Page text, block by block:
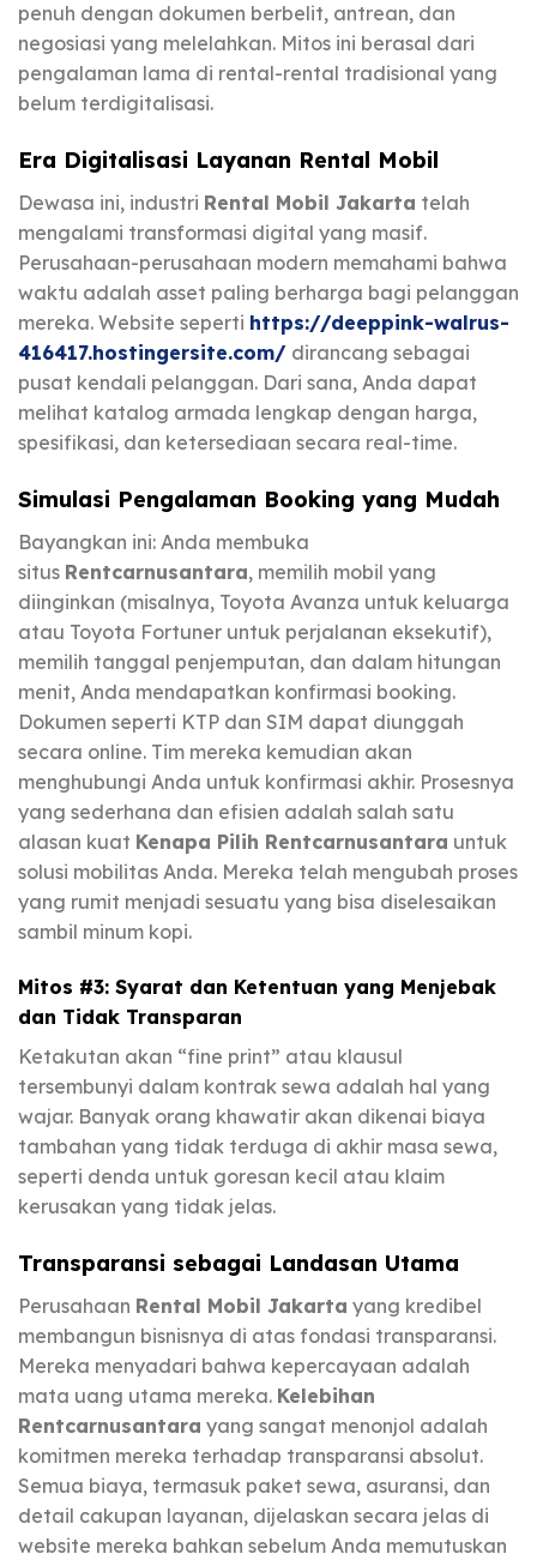
penuh dengan dokumen berbelit, antrean, dan
negosiasi yang melelahkan. Mitos ini berasal dari
pengalaman lama di rental-rental tradisional yang
belum terdigitalisasi.
Era Digitalisasi Layanan Rental Mobil
Dewasa ini, industri Rental Mobil Jakarta telah
mengalami transformasi digital yang masif.
Perusahaan-perusahaan modern memahami bahwa
waktu adalah asset paling berharga bagi pelanggan
mereka. Website seperti https://deeppink-walrus-
416417.hostingersite.com/ dirancang sebagai
pusat kendali pelanggan. Dari sana, Anda dapat
melihat katalog armada lengkap dengan harga,
spesifikasi, dan ketersediaan secara real-time.
Simulasi Pengalaman Booking yang Mudah
Bayangkan ini: Anda membuka
situs Rentcarnusantara, memilih mobil yang
diinginkan (misalnya, Toyota Avanza untuk keluarga
atau Toyota Fortuner untuk perjalanan eksekutif),
memilih tanggal penjemputan, dan dalam hitungan
menit, Anda mendapatkan konfirmasi booking.
Dokumen seperti KTP dan SIM dapat diunggah
secara online. Tim mereka kemudian akan
menghubungi Anda untuk konfirmasi akhir. Prosesnya
yang sederhana dan efisien adalah salah satu
alasan kuat Kenapa Pilih Rentcarnusantara untuk
solusi mobilitas Anda. Mereka telah mengubah proses
yang rumit menjadi sesuatu yang bisa diselesaikan
sambil minum kopi.
Mitos #3: Syarat dan Ketentuan yang Menjebak
dan Tidak Transparan
Ketakutan akan “fine print” atau klausul
tersembunyi dalam kontrak sewa adalah hal yang
wajar. Banyak orang khawatir akan dikenai biaya
tambahan yang tidak terduga di akhir masa sewa,
seperti denda untuk goresan kecil atau klaim
kerusakan yang tidak jelas.
Transparansi sebagai Landasan Utama
Perusahaan Rental Mobil Jakarta yang kredibel
membangun bisnisnya di atas fondasi transparansi.
Mereka menyadari bahwa kepercayaan adalah
mata uang utama mereka. Kelebihan
Rentcarnusantara yang sangat menonjol adalah
komitmen mereka terhadap transparansi absolut.
Semua biaya, termasuk paket sewa, asuransi, dan
detail cakupan layanan, dijelaskan secara jelas di
website mereka bahkan sebelum Anda memutuskan